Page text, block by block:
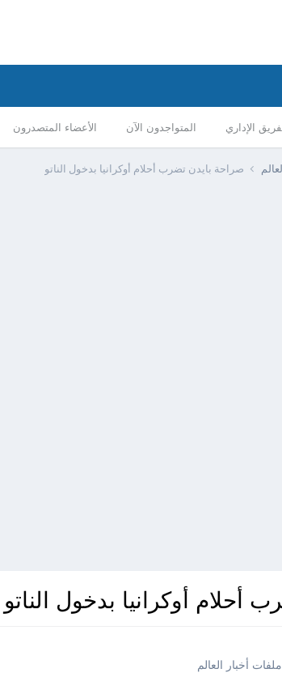
الإداري المتواجدون الآن الأعضاء المتصدرون
صراحة بايدن تضرب أحلام أوكرانيا بدخول الناتو
أحلام أوكرانيا بدخول الناتو
أخبار العالم